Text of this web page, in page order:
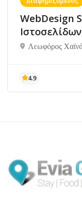
WebDesign
Ιστοσελίδων
Λεωφόρος